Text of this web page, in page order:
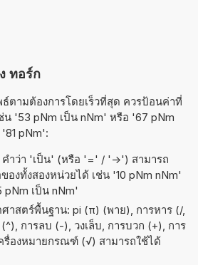
ทอร์ก
ตามต้องการโดยเร็วที่สุด ควรป้อนค่าที่
น '53 pNm เป็น nNm' หรือ '67 pNm
pNm':
ำว่า 'เป็น' (หรือ '=' / '->') สามารถ
องทั้งสองหน่วยได้ เช่น '10 pNm nNm'
เป็น nNm'
สตร์พื้นฐาน: pi (π) (พาย), การหาร (/,
การลบ (-), วงเล็บ, การบวก (+), การ
รื่องหมายกรณฑ์ (√) สามารถใช้ได้